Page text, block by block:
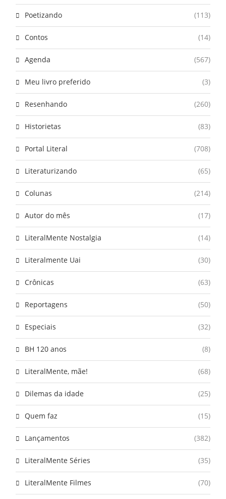
Poetizando (113)
Contos (14)
Agenda (567)
Meu livro preferido (3)
Resenhando (260)
Historietas (83)
Portal Literal (708)
Literaturizando (65)
Colunas (214)
Autor do mês (17)
LiteralMente Nostalgia (14)
Literalmente Uai (30)
Crônicas (63)
Reportagens (50)
Especiais (32)
BH 120 anos (8)
LiteralMente, mãe! (68)
Dilemas da idade (25)
Quem faz (15)
Lançamentos (382)
LiteralMente Séries (35)
LiteralMente Filmes (70)